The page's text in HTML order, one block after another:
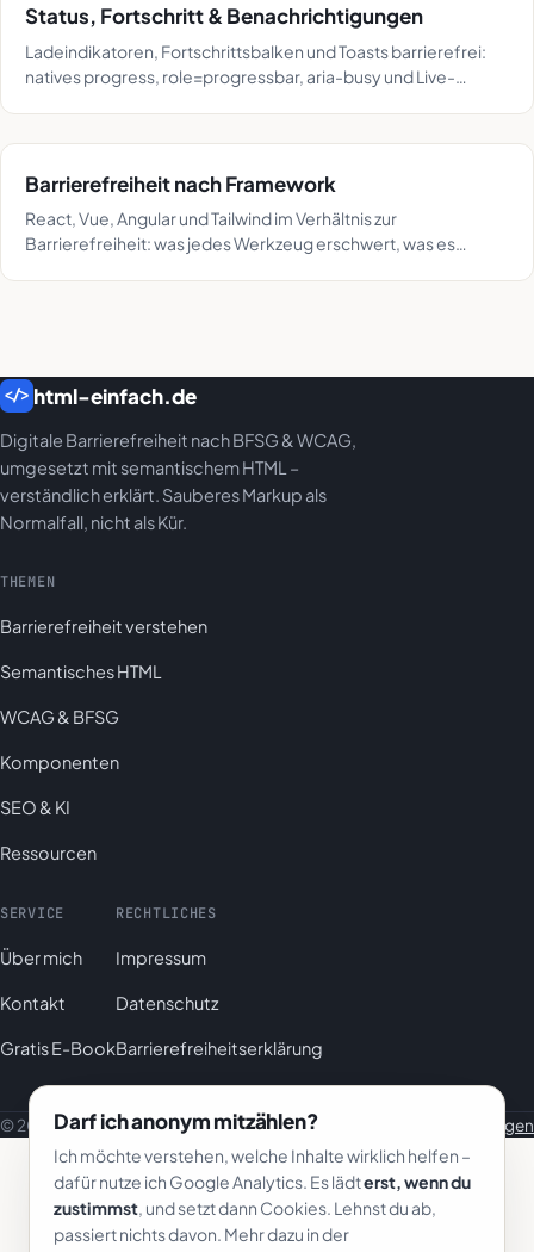
Status, Fortschritt & Benachrichtigungen
Ladeindikatoren, Fortschrittsbalken und Toasts barrierefrei:
natives progress, role=progressbar, aria-busy und Live-
Barrierefreiheit nach Framework
React, Vue, Angular und Tailwind im Verhältnis zur
Barrierefreiheit: was jedes Werkzeug erschwert, was es
</> html-einfach.de
Digitale Barrierefreiheit nach BFSG & WCAG,
umgesetzt mit semantischem HTML –
verständlich erklärt. Sauberes Markup als
Normalfall, nicht als Kür.
THEMEN
Barrierefreiheit verstehen
Semantisches HTML
WCAG & BFSG
Komponenten
SEO & KI
Ressourcen
SERVICE
Über mich
Kontakt
Gratis E-Book
RECHTLICHES
Impressum
Datenschutz
Barrierefreiheitserklärung
© 2026 html-einfach.de Datenschutz-Einstellungen
Darf ich anonym mitzählen?
Ich möchte verstehen, welche Inhalte wirklich helfen –
dafür nutze ich Google Analytics. Es lädterst, wenn du
zustimmst, und setzt dann Cookies. Lehnst du ab,
passiert nichts davon. Mehr dazu in der